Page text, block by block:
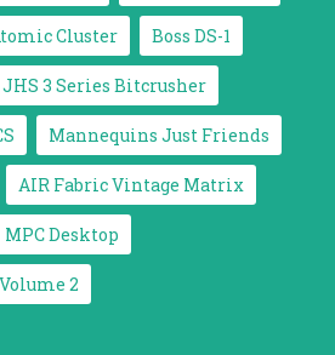
Cluster Boss DS-1
JHS 3 Series Bitcrusher
Mannequins Just Friends
AIR Fabric Vintage Matrix
MPC Desktop
2